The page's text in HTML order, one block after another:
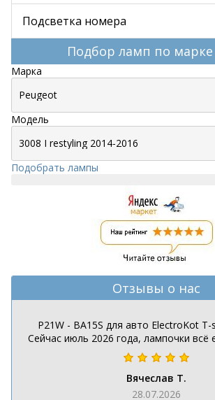
Подсветка номера
Подбор ламп по марке
Марка
Модель
Подобрать лампы
Отзывы о нас
P21W - BA15S для авто ElectroKot T-
Сейчас июль 2026 года, лампочки всё
Вячеслав Т.
28.07.2026